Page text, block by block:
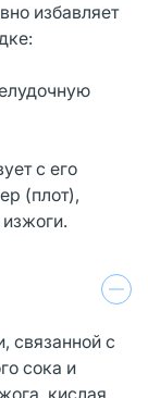
избавляет
с его
(плот),
связанной с
сока и
кислая